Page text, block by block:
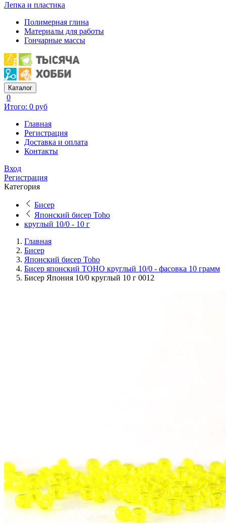
Лепка и пластика
Полимерная глина
Материалы для работы
Гончарные массы
Каталог
0
Итого: 0 руб
Главная
Регистрация
Доставка и оплата
Контакты
Вход
Регистрация
Категория
Бисер
Японский бисер Toho
круглый 10/0 - 10 г
Главная
Бисер
Японский бисер Toho
Бисер японский TOHO круглый 10/0 - фасовка 10 грамм
Бисер Япония 10/0 круглый 10 г 0012